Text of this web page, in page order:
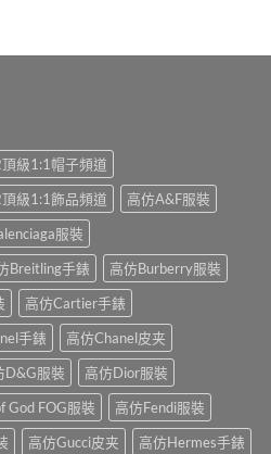
級1:1帽子頻道
級1:1飾品頻道
高仿A&F服裝
服裝
Breitling手錶
高仿Burberry服裝
高仿Cartier手錶
手錶
高仿Chanel皮夹
D&G服裝
高仿Dior服裝
God FOG服裝
高仿Fendi服裝
高仿Gucci皮夹 高仿Hermes手錶